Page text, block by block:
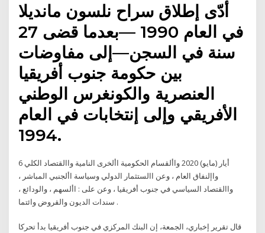
أدّى إطلاق سراح نلسون مانديلا
في العام 1990 —بعدما قضى 27
سنة في السجن—إلى مفاوضات
بين حكومة جنوب أفريقيا
العنصرية والكونغرس الوطني
الأفريقي وإلى إنتخابات في العام
1994.
6 أيار (مايو) 2020 واألقسام الحكومية األخرى النامية واالقتصاد الكلي
واإلنفاق العام ، وعن االستثمار الدولي وسياسة األجنبي المباشر ،
واالقتصاد السياسي في جنوب أفريقيا ، وعن على : األسهم ، والودائع ،
سندات الديون والقروض وائتما .
قال تقرير إخباري، الجمعة، إن البنك المركزي في جنوب أفريقيا بدأ تحركا